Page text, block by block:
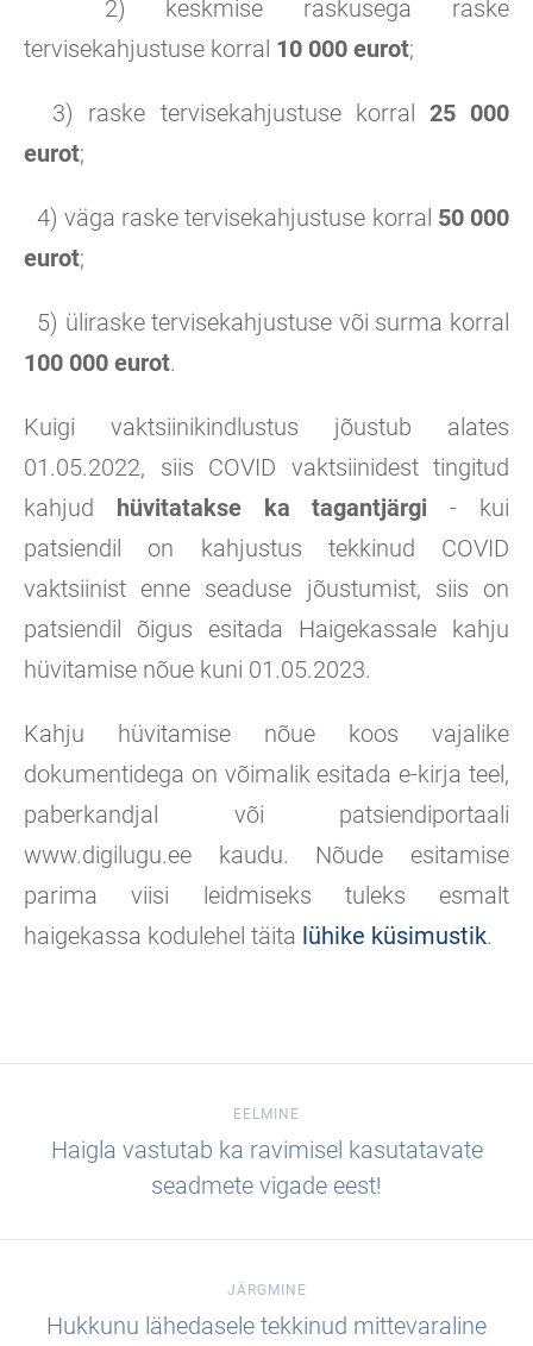
2) keskmise raskusega raske
tervisekahjustuse korral 10 000 eurot;
3) raske tervisekahjustuse korral 25 000
eurot;
4) väga raske tervisekahjustuse korral 50 000
eurot;
5) üliraske tervisekahjustuse või surma korral
100 000 eurot.
Kuigi vaktsiinikindlustus jõustub alates
01.05.2022, siis COVID vaktsiinidest tingitud
kahjud hüvitatakse ka tagantjärgi - kui
patsiendil on kahjustus tekkinud COVID
vaktsiinist enne seaduse jõustumist, siis on
patsiendil õigus esitada Haigekassale kahju
hüvitamise nõue kuni 01.05.2023.
Kahju hüvitamise nõue koos vajalike
dokumentidega on võimalik esitada e-kirja teel,
paberkandjal või patsiendiportaali
www.digilugu.ee kaudu. Nõude esitamise
parima viisi leidmiseks tuleks esmalt
haigekassa kodulehel täita lühike küsimustik.
EELMINE
Haigla vastutab ka ravimisel kasutatavate
seadmete vigade eest!
JÄRGMINE
Hukkunu lähedasele tekkinud mittevaraline